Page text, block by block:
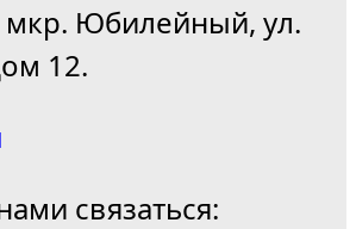
мкр. Юбилейный, ул.
12.
связаться: